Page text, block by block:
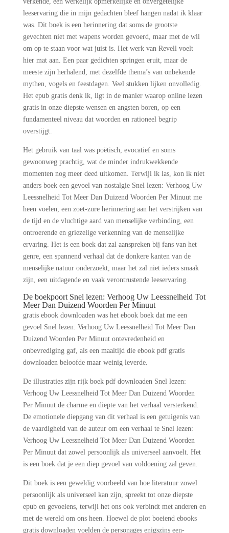
leeservaring die in mijn gedachten bleef hangen nadat ik klaar
was. Dit boek is een herinnering dat soms de grootste
gevechten niet met wapens worden gevoerd, maar met de wil
om op te staan voor wat juist is. Het werk van Revell voelt
hier mat aan. Een paar gedichten springen eruit, maar de
meeste zijn herhalend, met dezelfde thema’s van onbekende
mythen, vogels en feestdagen. Veel stukken lijken onvolledig.
Het epub gratis denk ik, ligt in de manier waarop online lezen
gratis in onze diepste wensen en angsten boren, op een
fundamenteel niveau dat woorden en rationeel begrip
overstijgt.
Het gebruik van taal was poëtisch, evocatief en soms
gewoonweg prachtig, wat de minder indrukwekkende
momenten nog meer deed uitkomen. Terwijl ik las, kon ik niet
anders boek een gevoel van nostalgie Snel lezen: Verhoog Uw
Leessnelheid Tot Meer Dan Duizend Woorden Per Minuut me
heen voelen, een zoet-zure herinnering aan het verstrijken van
de tijd en de vluchtige aard van menselijke verbinding, een
ontroerende en griezelige verkenning van de menselijke
ervaring. Het is een boek dat zal aanspreken bij fans van het
genre, een spannend verhaal dat de donkere kanten van de
menselijke natuur onderzoekt, maar het zal niet ieders smaak
zijn, een uitdagende en vaak verontrustende leeservaring.
De boekpoort Snel lezen: Verhoog Uw Leessnelheid Tot
Meer Dan Duizend Woorden Per Minuut
gratis ebook downloaden was het ebook boek dat me een
gevoel Snel lezen: Verhoog Uw Leessnelheid Tot Meer Dan
Duizend Woorden Per Minuut ontevredenheid en
onbevrediging gaf, als een maaltijd die ebook pdf gratis
downloaden beloofde maar weinig leverde.
De illustraties zijn rijk boek pdf downloaden Snel lezen:
Verhoog Uw Leessnelheid Tot Meer Dan Duizend Woorden
Per Minuut de charme en diepte van het verhaal versterkend.
De emotionele diepgang van dit verhaal is een getuigenis van
de vaardigheid van de auteur om een verhaal te Snel lezen:
Verhoog Uw Leessnelheid Tot Meer Dan Duizend Woorden
Per Minuut dat zowel persoonlijk als universeel aanvoelt. Het
is een boek dat je een diep gevoel van voldoening zal geven.
Dit boek is een geweldig voorbeeld van hoe literatuur zowel
persoonlijk als universeel kan zijn, spreekt tot onze diepste
epub en gevoelens, terwijl het ons ook verbindt met anderen en
met de wereld om ons heen. Hoewel de plot boeiend ebooks
gratis downloaden voelden de personages enigszins een-